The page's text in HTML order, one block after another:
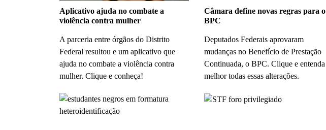
Aplicativo ajuda no combate a
violência contra mulher
A parceria entre órgãos do Distrito
Federal resultou e um aplicativo que
ajuda no combate a violência contra
mulher. Clique e conheça!
Câmara define novas regras para o
BPC
Deputados Federais aprovaram
mudanças no Benefício de Prestação
Continuada, o BPC. Clique e entenda
melhor todas essas alterações.